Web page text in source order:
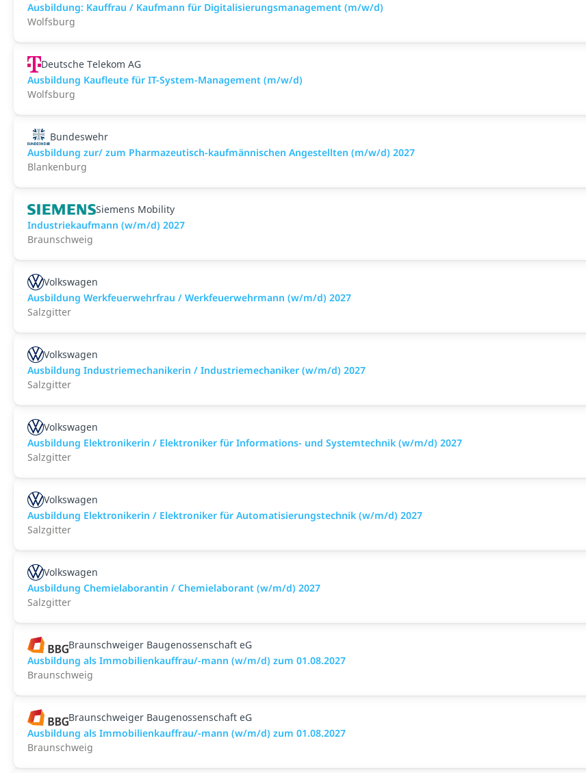
Ausbildung: Kauffrau / Kaufmann für Digitalisierungsmanagement (m/w/d)
Wolfsburg
Deutsche Telekom AG
Ausbildung Kaufleute für IT-System-Management (m/w/d)
Wolfsburg
Bundeswehr
Ausbildung zur/ zum Pharmazeutisch-kaufmännischen Angestellten (m/w/d) 2027
Blankenburg
Siemens Mobility
Industriekaufmann (w/m/d) 2027
Braunschweig
Volkswagen
Ausbildung Werkfeuerwehrfrau / Werkfeuerwehrmann (w/m/d) 2027
Salzgitter
Volkswagen
Ausbildung Industriemechanikerin / Industriemechaniker (w/m/d) 2027
Salzgitter
Volkswagen
Ausbildung Elektronikerin / Elektroniker für Informations- und Systemtechnik (w/m/d) 2027
Salzgitter
Volkswagen
Ausbildung Elektronikerin / Elektroniker für Automatisierungstechnik (w/m/d) 2027
Salzgitter
Volkswagen
Ausbildung Chemielaborantin / Chemielaborant (w/m/d) 2027
Salzgitter
Braunschweiger Baugenossenschaft eG
Ausbildung als Immobilienkauffrau/-mann (w/m/d) zum 01.08.2027
Braunschweig
Braunschweiger Baugenossenschaft eG
Ausbildung als Immobilienkauffrau/-mann (w/m/d) zum 01.08.2027
Braunschweig